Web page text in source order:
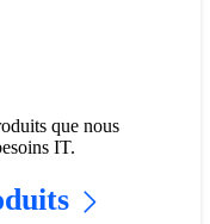
que nous
IT.